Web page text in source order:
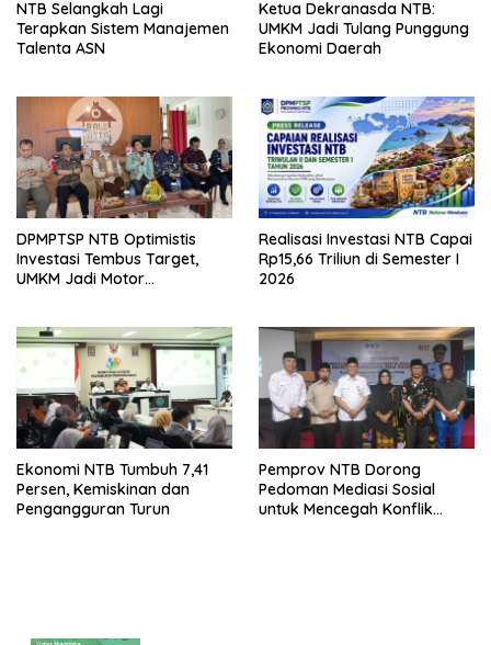
NTB Selangkah Lagi
Terapkan Sistem Manajemen
Talenta ASN
Ketua Dekranasda NTB:
UMKM Jadi Tulang Punggung
Ekonomi Daerah
DPMPTSP NTB Optimistis
Investasi Tembus Target,
UMKM Jadi Motor
Realisasi Investasi NTB Capai
Rp15,66 Triliun di Semester I
2026
Ekonomi NTB Tumbuh 7,41
Persen, Kemiskinan dan
Pengangguran Turun
Pemprov NTB Dorong
Pedoman Mediasi Sosial
untuk Mencegah Konflik